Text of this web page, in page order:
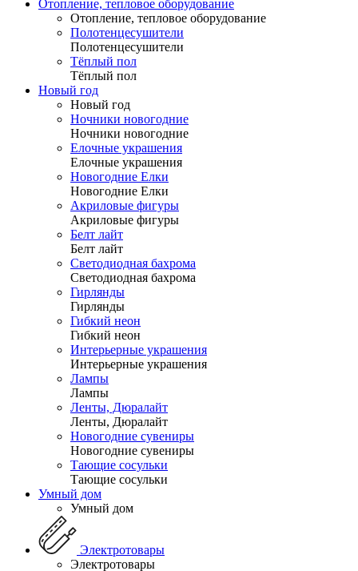
Отопление, тепловое оборудование
Отопление, тепловое оборудование
Полотенцесушители
Полотенцесушители
Тёплый пол
Тёплый пол
Новый год
Новый год
Ночники новогодние
Ночники новогодние
Елочные украшения
Елочные украшения
Новогодние Елки
Новогодние Елки
Акриловые фигуры
Акриловые фигуры
Белт лайт
Белт лайт
Светодиодная бахрома
Светодиодная бахрома
Гирлянды
Гирлянды
Гибкий неон
Гибкий неон
Интерьерные украшения
Интерьерные украшения
Лампы
Лампы
Ленты, Дюралайт
Ленты, Дюралайт
Новогодние сувениры
Новогодние сувениры
Тающие сосульки
Тающие сосульки
Умный дом
Умный дом
Электротовары
Электротовары